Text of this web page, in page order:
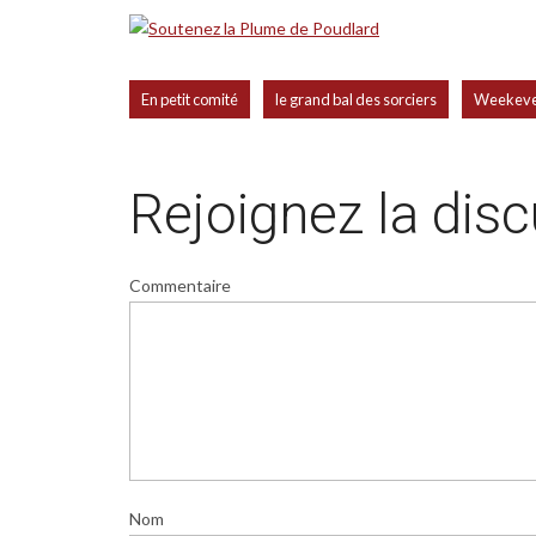
En petit comité le grand bal des sorciers
Rejoignez la
Commentaire
Nom